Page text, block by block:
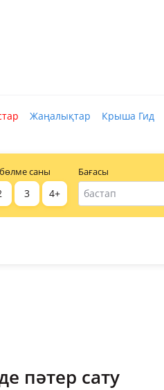
Жаңалықтар Крыша Гид
саны
3 4+
Бағасы
пәтер сату